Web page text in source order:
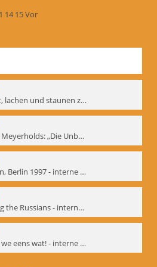
14 15Vor
Von der Kunst, lachen und staunen zu machen. Das Meyerhold-Projekt im bat Studiotheater - interne Signatur: BM-prt-63
Keine Sklaven Meyerholds: „Die Unbekannte“ und „Eine gewisse Anzahl Gespräche im bat“ - interne Signatur: BM-prt-64
Mann ist Mann, Berlin 1997 - interne Signatur: BM-prt-66
Reconstructing the Russians - interne Signatur: BM-prt-70b
Eindelijk leren we eens wat! - interne Signatur: BM-prt-86